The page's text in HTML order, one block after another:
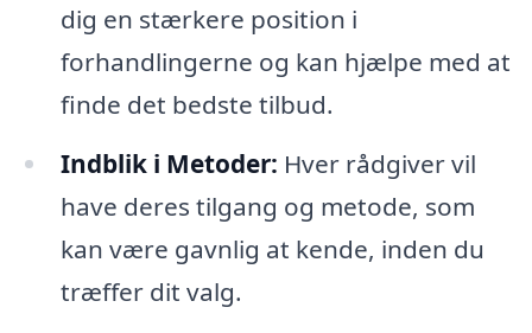
dig en stærkere position i
forhandlingerne og kan hjælpe med at
finde det bedste tilbud.
Indblik i Metoder: Hver rådgiver vil
have deres tilgang og metode, som
kan være gavnlig at kende, inden du
træffer dit valg.